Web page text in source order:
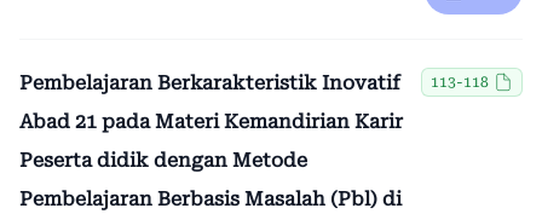
Pembelajaran Berkarakteristik Inovatif
Abad 21 pada Materi Kemandirian Karir
Peserta didik dengan Metode
Pembelajaran Berbasis Masalah (Pbl) di
113-118